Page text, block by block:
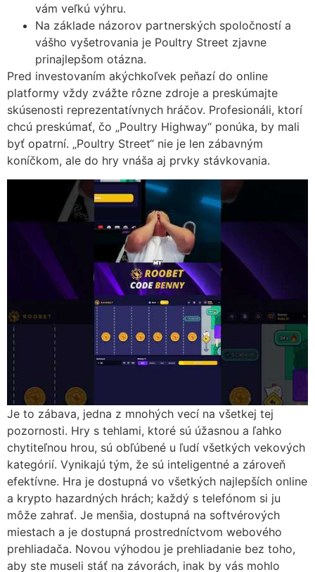
vám veľkú výhru.
Na základe názorov partnerských spoločností a
vášho vyšetrovania je Poultry Street zjavne
prinajlepšom otázna.
Pred investovaním akýchkoľvek peňazí do online
platformy vždy zvážte rôzne zdroje a preskúmajte
skúsenosti reprezentatívnych hráčov. Profesionáli, ktorí
chcú preskúmať, čo „Poultry Highway“ ponúka, by mali
byť opatrní. „Poultry Street“ nie je len zábavným
koníčkom, ale do hry vnáša aj prvky stávkovania.
Je to zábava, jedna z mnohých vecí na všetkej tej
pozornosti. Hry s tehlami, ktoré sú úžasnou a ľahko
chytiteľnou hrou, sú obľúbené u ľudí všetkých vekových
kategórií. Vynikajú tým, že sú inteligentné a zároveň
efektívne. Hra je dostupná vo všetkých najlepších online
a krypto hazardných hrách; každý s telefónom si ju
môže zahrať. Je menšia, dostupná na softvérových
miestach a je dostupná prostredníctvom webového
prehliadača. Novou výhodou je prehliadanie bez toho,
aby ste museli stáť na závorách, inak by vás mohlo